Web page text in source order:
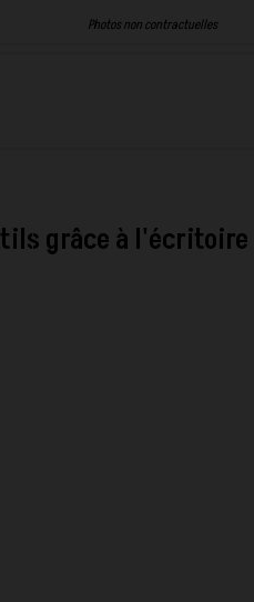
Photos non contractuelles
grâce à